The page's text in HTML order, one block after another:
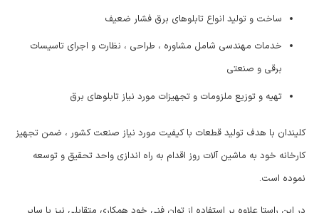
ساخت و تولید انواع تابلوهای برق فشار ضعیف
خدمات مهندسی شامل مشاوره ، طراحی ، نظارت و اجرای تاسیسات
برقی و صنعتی
تهیه و توزیع ملزومات و تجهیزات مورد نیاز تابلوهای برق
کلیندان با هدف تولید قطعات با کیفیت مورد نیاز صنعت کشور ، ضمن تجهیز
کارخانه خود به ماشین آلات روز اقدام به راه اندازی واحد تحقیق و توسعه
نموده است.